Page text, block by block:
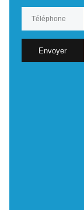
Envoyer